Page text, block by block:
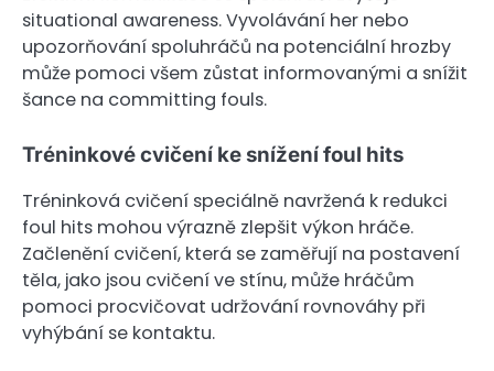
situational awareness. Vyvolávání her nebo
upozorňování spoluhráčů na potenciální hrozby
může pomoci všem zůstat informovanými a snížit
šance na committing fouls.
Tréninkové cvičení ke snížení foul hits
Tréninková cvičení speciálně navržená k redukci
foul hits mohou výrazně zlepšit výkon hráče.
Začlenění cvičení, která se zaměřují na postavení
těla, jako jsou cvičení ve stínu, může hráčům
pomoci procvičovat udržování rovnováhy při
vyhýbání se kontaktu.